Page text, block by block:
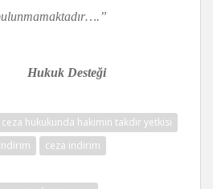
Hukuk Desteği
ceza hukukunda hakimin takdir yetkisi
ceza indirim